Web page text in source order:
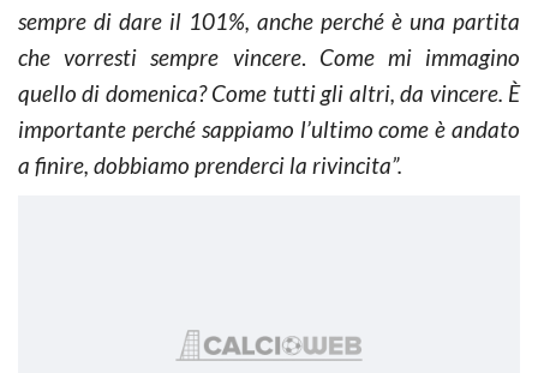
sempre di dare il 101%, anche perché è una partita
che vorresti sempre vincere. Come mi immagino
quello di domenica? Come tutti gli altri, da vincere. È
importante perché sappiamo l’ultimo come è andato
a finire, dobbiamo prenderci la rivincita”.